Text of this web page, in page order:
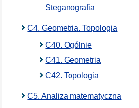
Steganografia
C4. Geometria. Topologia
C40. Ogólnie
C41. Geometria
C42. Topologia
C5. Analiza matematyczna